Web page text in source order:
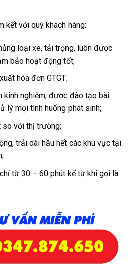
kết với quý khách hàng:
loại xe, tải trọng, luôn được
bảo hoạt động tốt;
hóa đơn GTGT;
kinh nghiệm, được đào tạo bài
lý mọi tình huống phát sinh;
so với thị trường;
trải dài hầu hết các khu vực tại
từ 30 – 60 phút kể từ khi gọi là